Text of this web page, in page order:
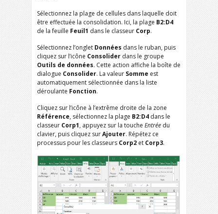
Sélectionnez la plage de cellules dans laquelle doit
être effectuée la consolidation. Ici, la plage B2:D4
de la feuille Feuil1 dans le classeur Corp.
Sélectionnez l’onglet Données dans le ruban, puis
cliquez sur l’icône Consolider dans le groupe
Outils de données. Cette action affiche la boîte de
dialogue Consolider. La valeur Somme est
automatiquement sélectionnée dans la liste
déroulante Fonction.
Cliquez sur l’icône à l’extrême droite de la zone
Référence, sélectionnez la plage B2:D4 dans le
classeur Corp1, appuyez sur la touche Entrée du
clavier, puis cliquez surAjouter. Répétez ce
processus pour les classeurs Corp2 et Corp3.